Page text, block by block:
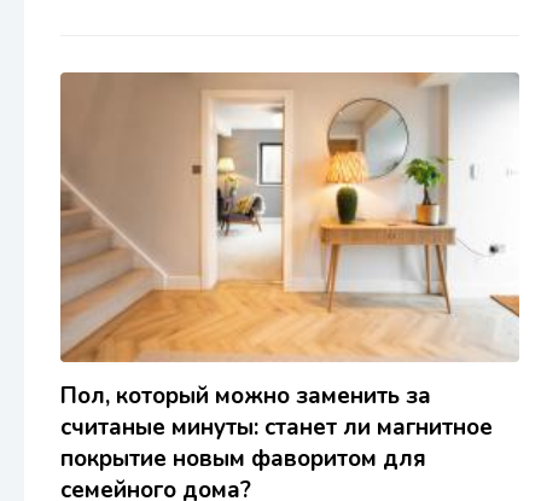
Пол, который можно заменить за
считаные минуты: станет ли магнитное
покрытие новым фаворитом для
семейного дома?